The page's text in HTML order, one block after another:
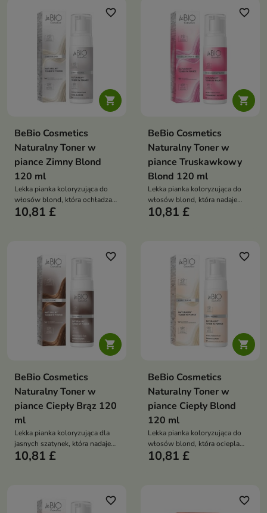

favorite_border
BeBio Cosmetics
Naturalny Toner w
piance Zimny Blond
120 ml
Lekka pianka koloryzująca do
włosów blond, która ochładza
odcień, neutralizuje żółte tony i
10,81 £

favorite_border
BeBio Cosmetics
Naturalny Toner w
piance Truskawkowy
Blond 120 ml
Lekka pianka koloryzująca do
włosów blond, która nadaje
pastelowy róż z truskawkowym
10,81 £

favorite_border
BeBio Cosmetics
Naturalny Toner w
piance Ciepły Brąz 120
ml
Lekka pianka koloryzująca dla
jasnych szatynek, która nadaje
włosom ciepły, złocisto-
10,81 £

favorite_border
BeBio Cosmetics
Naturalny Toner w
piance Ciepły Blond
120 ml
Lekka pianka koloryzująca do
włosów blond, która ociepla
odcień, dodaje głębi i nadaje
10,81 £
favorite_border favorite_border